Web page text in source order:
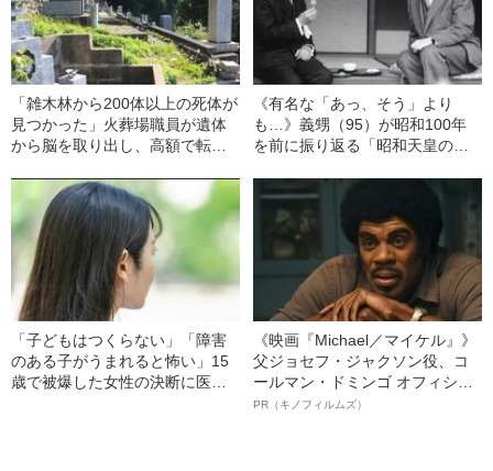
「雑木林から200体以上の死体が
見つかった」火葬場職員が遺体
から脳を取り出し、高額で転
件”が起きてしまったワケ
《有名な「あっ、そう」より
も…》義甥（95）が昭和100年
を前に振り返る「昭和天皇の何
「子どもはつくらない」「障害
のある子がうまれると怖い」15
歳で被爆した女性の決断に医者
《映画『Michael／マイケル』》
父ジョセフ・ジャクソン役、コ
ールマン・ドミンゴ オフィシャ
ルインタビュー“観客を魅了した
PR（キノフィルムズ）